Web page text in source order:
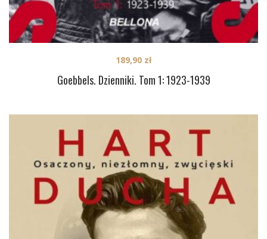
Goebbels. Dzienniki. Tom 1: 1923-1939
189,90 zł